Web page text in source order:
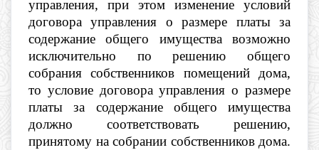
управления, при этом изменение условий
договора управления о размере платы за
содержание общего имущества возможно
исключительно по решению общего
собрания собственников помещений дома,
то условие договора управления о размере
платы за содержание общего имущества
должно соответствовать решению,
принятому на собрании собственников дома.